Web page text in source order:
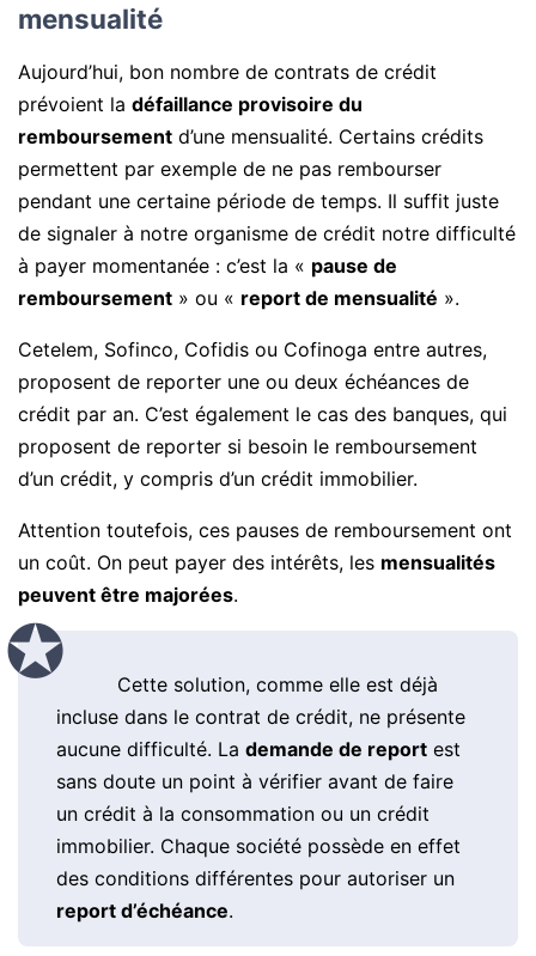
mensualité
Aujourd’hui, bon nombre de contrats de crédit
prévoient la défaillance provisoire du
remboursement d’une mensualité. Certains crédits
permettent par exemple de ne pas rembourser
pendant une certaine période de temps. Il suffit juste
de signaler à notre organisme de crédit notre difficulté
à payer momentanée : c’est la « pause de
remboursement » ou « report de mensualité ».
Cetelem, Sofinco, Cofidis ou Cofinoga entre autres,
proposent de reporter une ou deux échéances de
crédit par an. C’est également le cas des banques, qui
proposent de reporter si besoin le remboursement
d’un crédit, y compris d’un crédit immobilier.
Attention toutefois, ces pauses de remboursement ont
un coût. On peut payer des intérêts, les mensualités
peuvent être majorées.
Cette solution, comme elle est déjà
incluse dans le contrat de crédit, ne présente
aucune difficulté. La demande de report est
sans doute un point à vérifier avant de faire
un crédit à la consommation ou un crédit
immobilier. Chaque société possède en effet
des conditions différentes pour autoriser un
report d’échéance.